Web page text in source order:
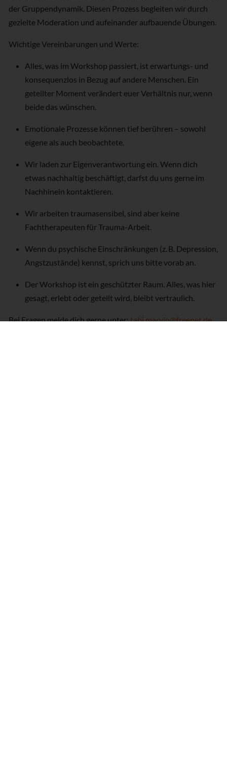
der Gruppendynamik. Diesen Prozess begleiten wir durch
gezielte Moderation und aufeinander aufbauende Übungen.
Wichtige Vereinbarungen und Werte:
Alles, was im Workshop passiert, ist erwartungs- und
konsequenzlos in Bezug auf andere Menschen. Ein
geteilter Moment verändert euer Verhältnis nur, wenn
beide das wünschen.
Emotionale Prozesse können tief berühren – sowohl
eigene als auch beobachtete.
Wir laden zur Eigenverantwortung ein. Wenn dich
etwas nachhaltig beschäftigt, darfst du uns gerne im
Nachhinein kontaktieren.
Wir arbeiten traumasensibel, sind aber keine
Fachtherapeuten für Trauma-Arbeit.
Wenn du psychische Einschränkungen (z. B. Depression,
Angstzustände) kennst, sprich uns bitte vorab an.
Der Workshop ist ein geschützter Raum. Alles, was hier
gesagt, erlebt oder geteilt wird, bleibt vertraulich.
Bei Fragen melde dich gerne unter:tabi.marvin@freenet.de